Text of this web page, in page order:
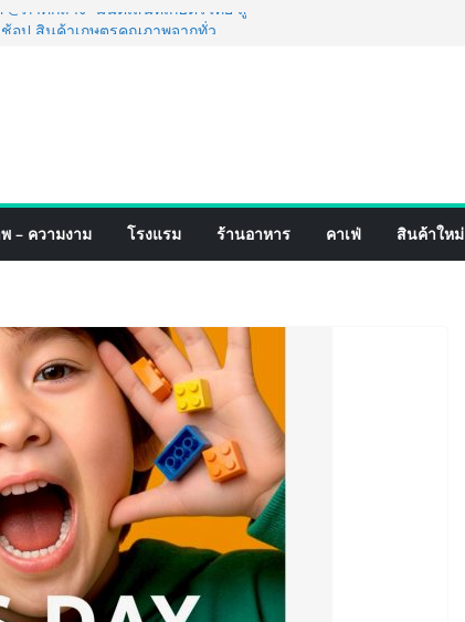
ภาคกลาง “มนต์เสน่ห์เกษตรไทย สู่
to the World Season 5 ผนึก 9
สืบสานพระราชปณิธาน สร้าง
ยั่งยืน
โลยี (ไทยแลนด์) เปิดโรงงานแห่งใหม่
รผลิตสู่เอเชียตะวันออกเฉียงใต้
โลก
ร์มจากเกมมิ่งโฟน สู่ไลฟ์สไตล์แฟชั่นไอ
ร์คใหม่กลางสถานี MRT วาง POVA
ญ
– ความงาม โรงแรม ร้านอาหาร คาเฟ่ สินค้าใหม่